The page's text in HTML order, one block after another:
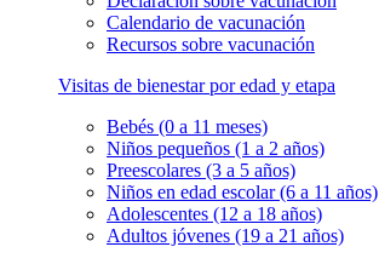
Calendario de vacunación
Recursos sobre vacunación
Visitas de bienestar por edad y etapa
Bebés (0 a 11 meses)
Niños pequeños (1 a 2 años)
Preescolares (3 a 5 años)
Niños en edad escolar (6 a 11 años)
Adolescentes (12 a 18 años)
Adultos jóvenes (19 a 21 años)